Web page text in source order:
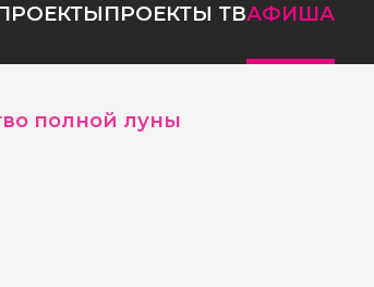
ПРОЕКТЫ ТВАФИША
полной луны